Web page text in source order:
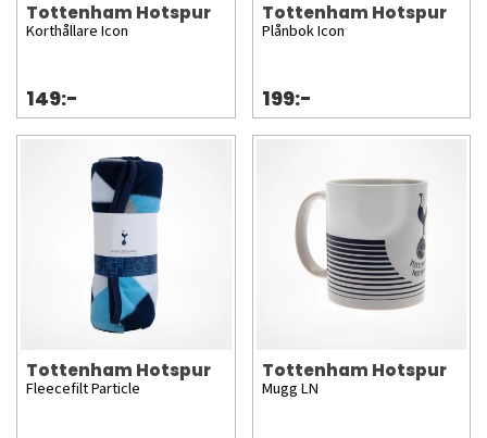
Tottenham Hotspur
Korthållare Icon
149:-
Tottenham Hotspur
Plånbok Icon
199:-
Tottenham Hotspur
Fleecefilt Particle
Tottenham Hotspur
Mugg LN